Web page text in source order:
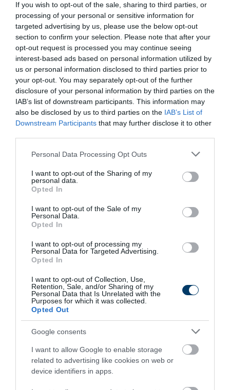
If you wish to opt-out of the sale, sharing to third parties, or
processing of your personal or sensitive information for
targeted advertising by us, please use the below opt-out
section to confirm your selection. Please note that after your
opt-out request is processed you may continue seeing
interest-based ads based on personal information utilized by
us or personal information disclosed to third parties prior to
your opt-out. You may separately opt-out of the further
disclosure of your personal information by third parties on the
IAB’s list of downstream participants. This information may
also be disclosed by us to third parties on the IAB’s List of
Downstream Participants that may further disclose it to other
Please note that this website/app uses one or more Google
not limited to your visit or usage behaviour. You may click to
grant or deny consent to Google and its third-party tags to
use your data for below specified purposes in below Google
consent section.
Personal Data Processing Opt Outs
I want to opt-out of the Sharing of my
personal data.
Opted In
I want to opt-out of the Sale of my
Personal Data.
Opted In
I want to opt-out of processing my
Personal Data for Targeted Advertising.
Opted In
I want to opt-out of Collection, Use,
Retention, Sale, and/or Sharing of my
Personal Data that Is Unrelated with the
Purposes for which it was collected.
Opted Out
Google consents
I want to allow Google to enable storage
related to advertising like cookies on web or
device identifiers in apps.
Fungus Is A Parasite, And It Dies From A Drop Of
Plain...
More
353 151 197
3 h 48 min
Body
471 110 138
7 h 38 min